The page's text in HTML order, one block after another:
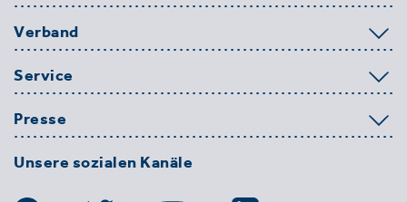
Verband
Service
Presse
Unsere sozialen Kanäle